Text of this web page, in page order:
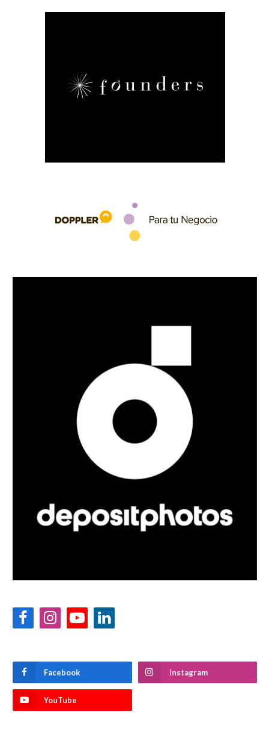
FacebookInstagramYouTubeLinkedIn
Facebook Instagram
YouTube